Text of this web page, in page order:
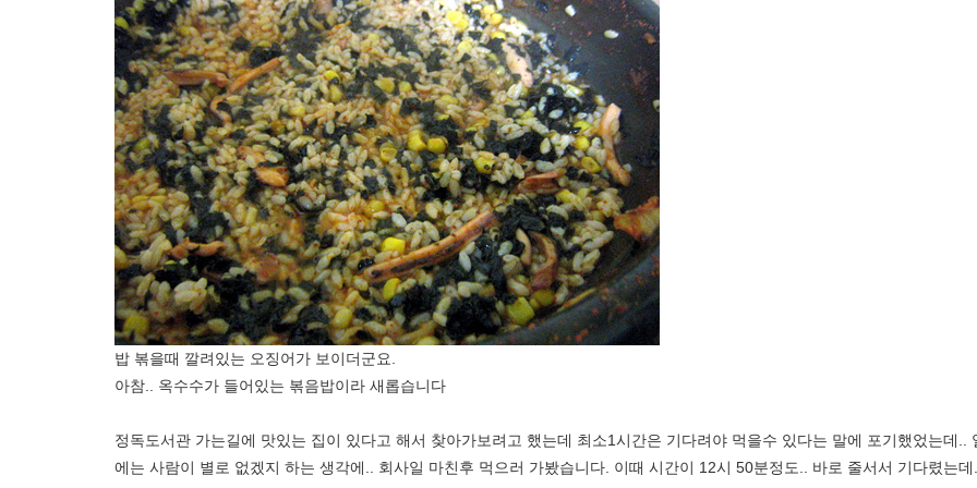
밥 볶을때 깔려있는 오징어가 보이더군요.
아참.. 옥수수가 들어있는 볶음밥이라 새롭습니다
정독도서관 가는길에 맛있는 집이 있다고 해서 찾아가보려고 했는데 최소1시간은 기다려야 먹을수 있다는 말에 포기했었는데..
에는 사람이 별로 없겠지 하는 생각에.. 회사일 마친후 먹으러 가봤습니다. 이때 시간이 12시 50분정도.. 바로 줄서서 기다렸는데